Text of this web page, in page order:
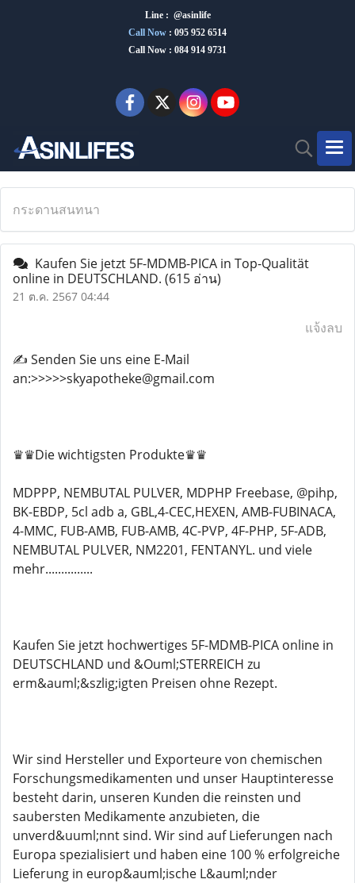
Line : @asinlife
Call Now : 095 952 6514
Call Now : 084 914 9731
กระดานสนทนา
Kaufen Sie jetzt 5F-MDMB-PICA in Top-Qualität
online in DEUTSCHLAND. (615 อ่าน)
21 ต.ค. 2567 04:44
แจ้งลบ
✍️ Senden Sie uns eine E-Mail
an:>>>>>skyapotheke@gmail.com
♛♛Die wichtigsten Produkte♛♛
MDPPP, NEMBUTAL PULVER, MDPHP Freebase, @pihp,
BK-EBDP, 5cl adb a, GBL,4-CEC,HEXEN, AMB-FUBINACA,
4-MMC, FUB-AMB, FUB-AMB, 4C-PVP, 4F-PHP, 5F-ADB,
NEMBUTAL PULVER, NM2201, FENTANYL. und viele
mehr...............
Kaufen Sie jetzt hochwertiges 5F-MDMB-PICA online in
DEUTSCHLAND und &Ouml;STERREICH zu
erm&auml;&szlig;igten Preisen ohne Rezept.
Wir sind Hersteller und Exporteure von chemischen
Forschungsmedikamenten und unser Hauptinteresse
besteht darin, unseren Kunden die reinsten und
saubersten Medikamente anzubieten, die
unverd&uuml;nnt sind. Wir sind auf Lieferungen nach
Europa spezialisiert und haben eine 100 % erfolgreiche
Lieferung in europ&auml;ische L&auml;nder